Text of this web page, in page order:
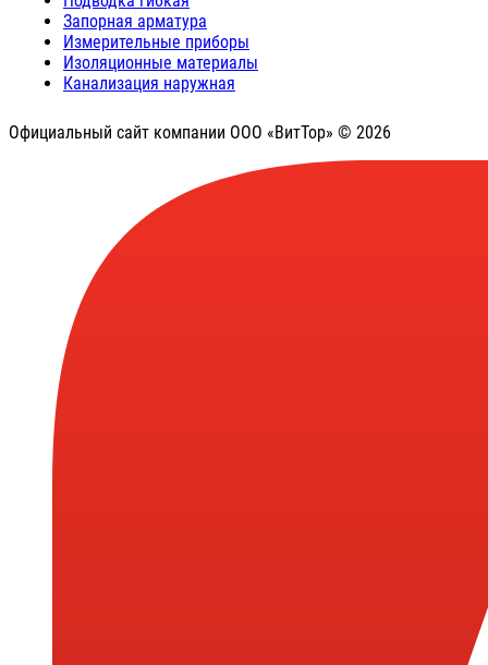
Запорная арматура
Измерительные приборы
Изоляционные материалы
Канализация наружная
Официальный сайт компании ООО «ВитТор» © 2026